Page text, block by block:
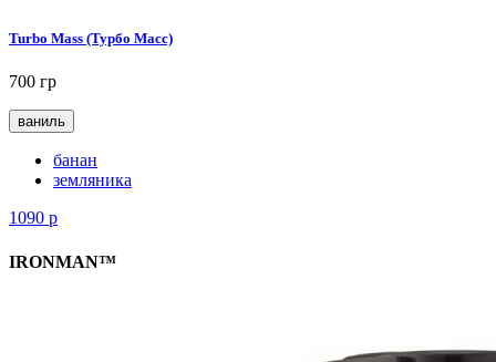
Turbo Mass (Турбо Масс)
700 гр
ваниль
банан
земляника
1090 р
IRONMAN™